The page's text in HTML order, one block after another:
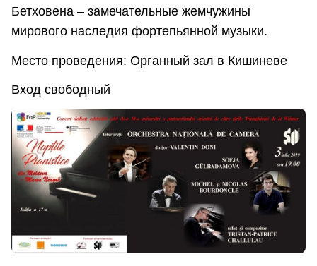
Бетховена – замечательные жемчужины
мирового наследия фортепьянной музыки.
Место проведения: Органный зал в Кишиневе
Вход свободный